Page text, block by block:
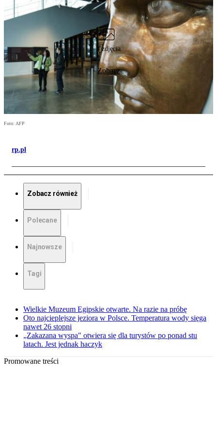
3 zdjęcia
Zobacz
Foto: AFP
rp.pl
Zobacz również
Polecane
Najnowsze
Tagi
Wielkie Muzeum Egipskie otwarte. Na razie na próbę
Oto najcieplejsze jeziora w Polsce. Temperatura wody sięga
nawet 26 stopni
„Zakazana wyspa" otwiera się dla turystów po ponad stu
latach. Jest jednak haczyk
Promowane treści